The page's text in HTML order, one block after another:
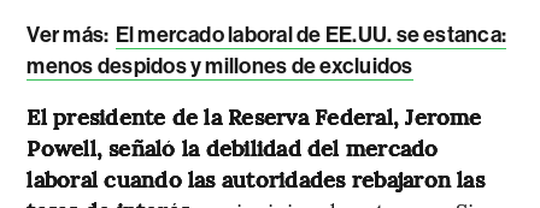
Ver más: El mercado laboral de EE.UU. se estanca:
menos despidos y millones de excluidos
El presidente de la Reserva Federal, Jerome
Powell, señaló la debilidad del mercado
laboral cuando las autoridades rebajaron las